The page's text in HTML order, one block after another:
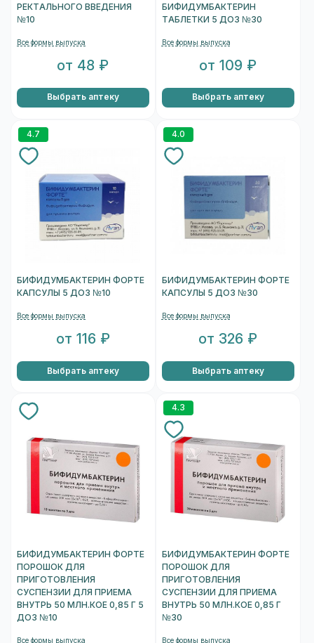
РЕКТАЛЬНОГО ВВЕДЕНИЯ
№10
Все формы выпуска
от 48 ₽
Выбрать аптеку
БИФИДУМБАКТЕРИН
ТАБЛЕТКИ 5 ДОЗ №30
Все формы выпуска
от 109 ₽
Выбрать аптеку
4.7
БИФИДУМБАКТЕРИН ФОРТЕ
КАПСУЛЫ 5 ДОЗ №10
Все формы выпуска
от 116 ₽
Выбрать аптеку
4.0
БИФИДУМБАКТЕРИН ФОРТЕ
КАПСУЛЫ 5 ДОЗ №30
Все формы выпуска
от 326 ₽
Выбрать аптеку
БИФИДУМБАКТЕРИН ФОРТЕ
ПОРОШОК ДЛЯ
ПРИГОТОВЛЕНИЯ
СУСПЕНЗИИ ДЛЯ ПРИЕМА
ВНУТРЬ 50 МЛН.КОЕ 0,85 Г 5
ДОЗ №10
Все формы выпуска
4.3
БИФИДУМБАКТЕРИН ФОРТЕ
ПОРОШОК ДЛЯ
ПРИГОТОВЛЕНИЯ
СУСПЕНЗИИ ДЛЯ ПРИЕМА
ВНУТРЬ 50 МЛН.КОЕ 0,85 Г
№30
Все формы выпуска